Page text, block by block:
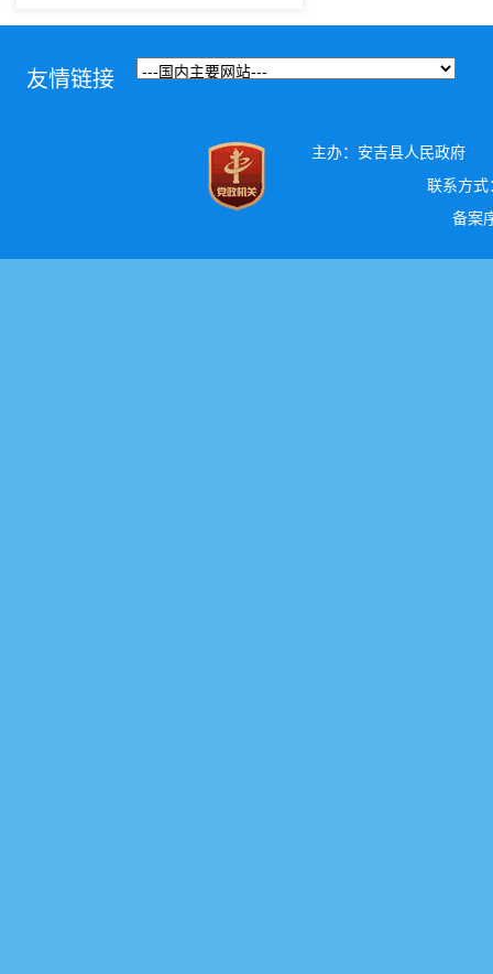
友情链接
主办：安吉县人民政府
联系方式
备案